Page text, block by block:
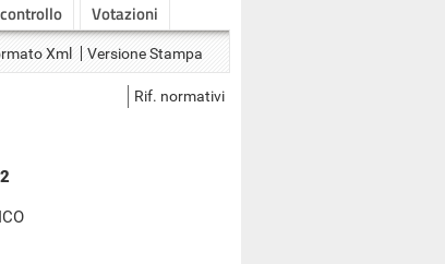
Votazioni
Xml Versione Stampa
Rif. normativi